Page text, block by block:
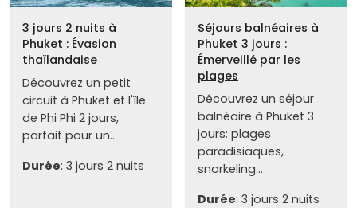
3 jours 2 nuits à
Phuket : Évasion
thaïlandaise
Découvrez un petit
circuit à Phuket et l'île
de Phi Phi 2 jours,
parfait pour un...
Durée: 3 jours 2 nuits
Séjours balnéaires à
Phuket 3 jours :
Émerveillé par les
plages
Découvrez un séjour
balnéaire à Phuket 3
jours: plages
paradisiaques,
snorkeling...
Durée: 3 jours 2 nuits